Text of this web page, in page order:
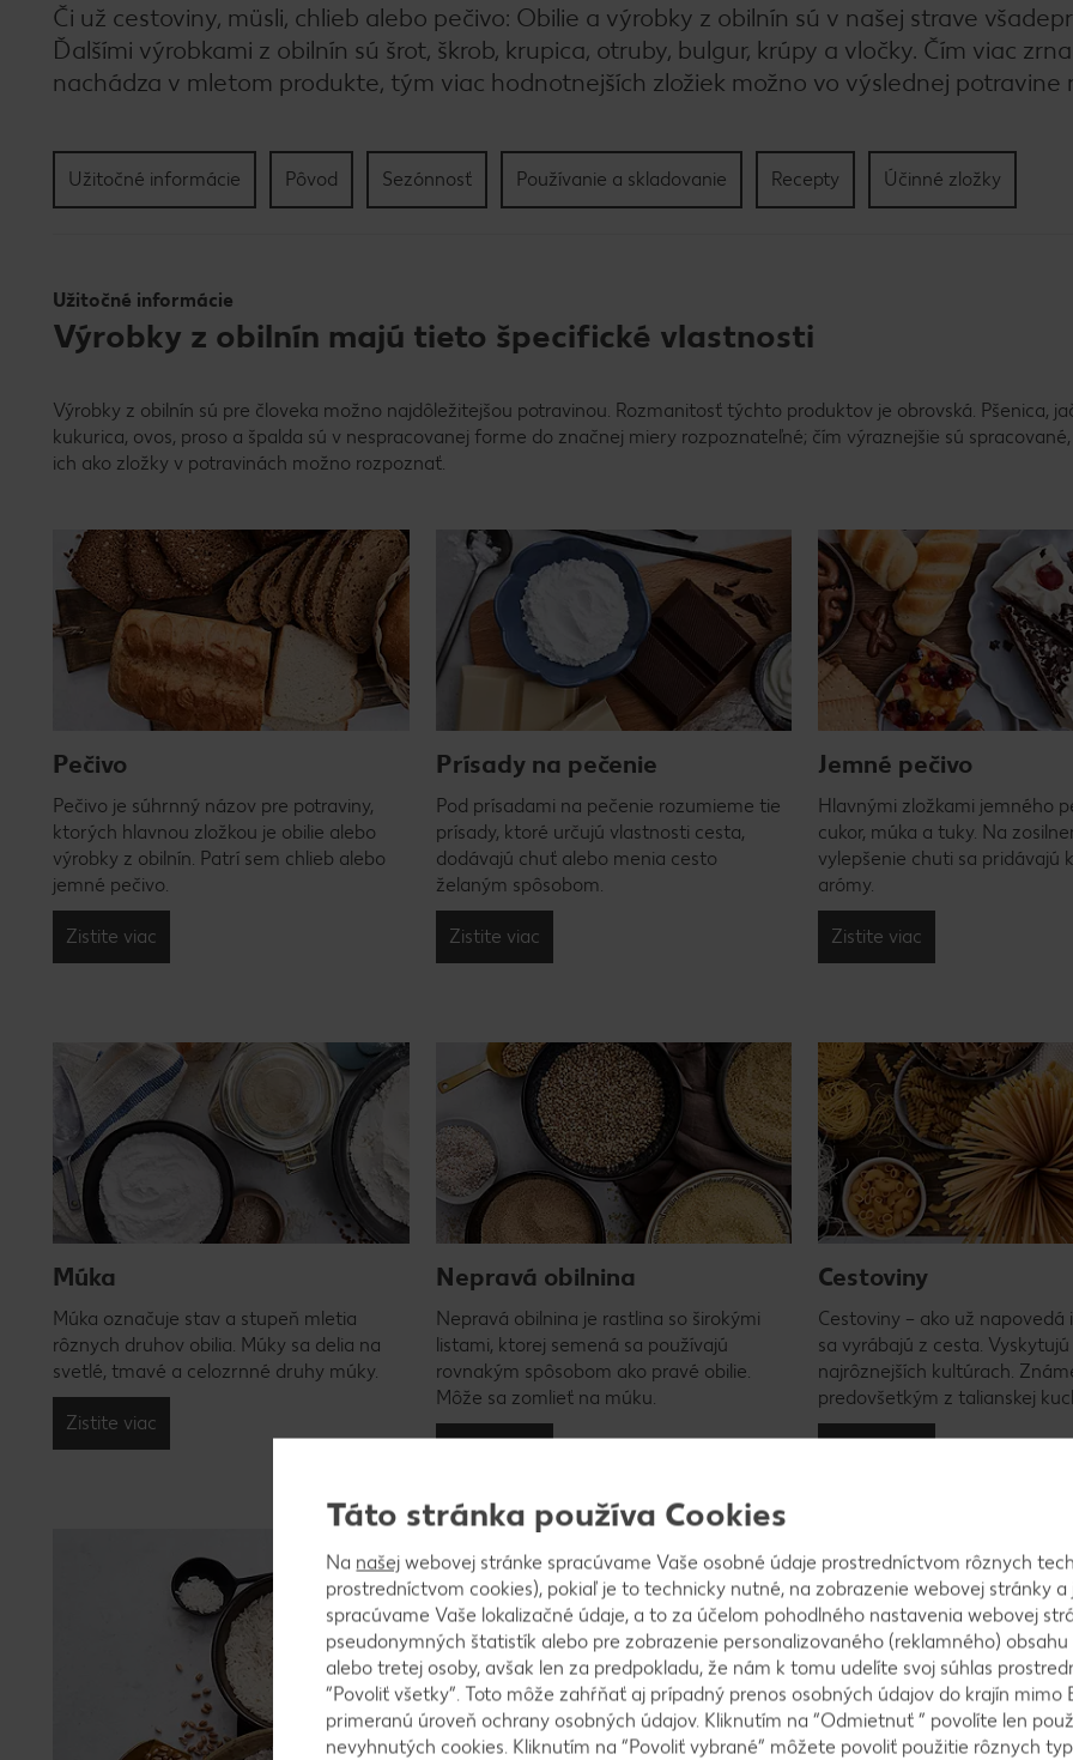
Či už cestoviny, müsli, chlieb alebo pečivo: Obilie a výrobky z obilnín sú v našej strave
Ďalšími výrobkami z obilnín sú šrot, škrob, krupica, otruby, bulgur, krúpy a vločky. Čím viac
nachádza v mletom produkte, tým viac hodnotnejších zložiek možno vo výslednej potravine
Užitočné informácie Pôvod Sezónnosť Používanie a skladovanie Recepty Účinné zložky
Užitočné informácie
Výrobky z obilnín majú tieto špecifické vlastnosti
Výrobky z obilnín sú pre človeka možno najdôležitejšou potravinou. Rozmanitosť týchto produktov je obrovská. Pšenica,
kukurica, ovos, proso a špalda sú v nespracovanej forme do značnej miery rozpoznateľné; čím výraznejšie sú
ich ako zložky v potravinách možno rozpoznať.
Pečivo
Pečivo je súhrnný názov pre potraviny,
ktorých hlavnou zložkou je obilie alebo
výrobky z obilnín. Patrí sem chlieb alebo
jemné pečivo.
Zistite viac
Múka
Múka označuje stav a stupeň mletia
rôznych druhov obilia. Múky sa delia na
svetlé, tmavé a celozrnné druhy múky.
Zistite viac
Prísady na pečenie
Pod prísadami na pečenie rozumieme tie
prísady, ktoré určujú vlastnosti cesta,
dodávajú chuť alebo menia cesto
želaným spôsobom.
Zistite viac
Nepravá obilnina
Nepravá obilnina je rastlina so širokými
listami, ktorej semená sa používajú
rovnakým spôsobom ako pravé obilie.
Môže sa zomlieť na múku.
Jemné pečivo
Hlavnými zložkami jemného
cukor, múka a tuky. Na
vylepšenie chuti sa pridávajú
arómy.
Zistite viac
Cestoviny
Cestoviny – ako už napovedá
sa vyrábajú z cesta. Vyskytujú
najrôznejších kultúrach.
predovšetkým z talianskej
Koľko druhov chleba
Pokiaľ ide o chlieb, existujú
urobiť hrubé rozdelenie:
knäckebroty, potom aj
pohánkový, hrozienkový,
výtvorom pekárov a nie každý
300 druhov chleba.
Táto stránka používa Cookies
Na našej webovej stránke spracúvame Vaše osobné údaje prostredníctvom rôznych
prostredníctvom cookies), pokiaľ je to technicky nutné, na zobrazenie webovej stránky
spracúvame Vaše lokalizačné údaje, a to za účelom pohodlného nastavenia webovej
pseudonymných štatistík alebo pre zobrazenie personalizovaného (reklamného)
alebo tretej osoby, avšak len za predpokladu, že nám k tomu udelíte svoj súhlas
“Povoliť všetky”. Toto môže zahŕňať aj prípadný prenos osobných údajov do krajín mimo
primeranú úroveň ochrany osobných údajov. Kliknutím na “Odmietnuť ” povolíte len
nevyhnutých cookies. Kliknutím na “Povoliť vybrané” môžete povoliť použitie rôznych